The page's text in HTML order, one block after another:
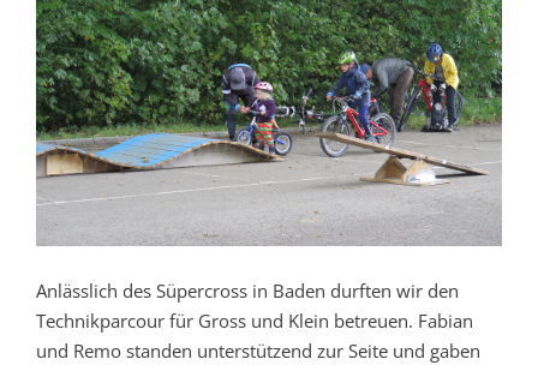
Anlässlich des Süpercross in Baden durften wir den
Technikparcour für Gross und Klein betreuen. Fabian
und Remo standen unterstützend zur Seite und gaben